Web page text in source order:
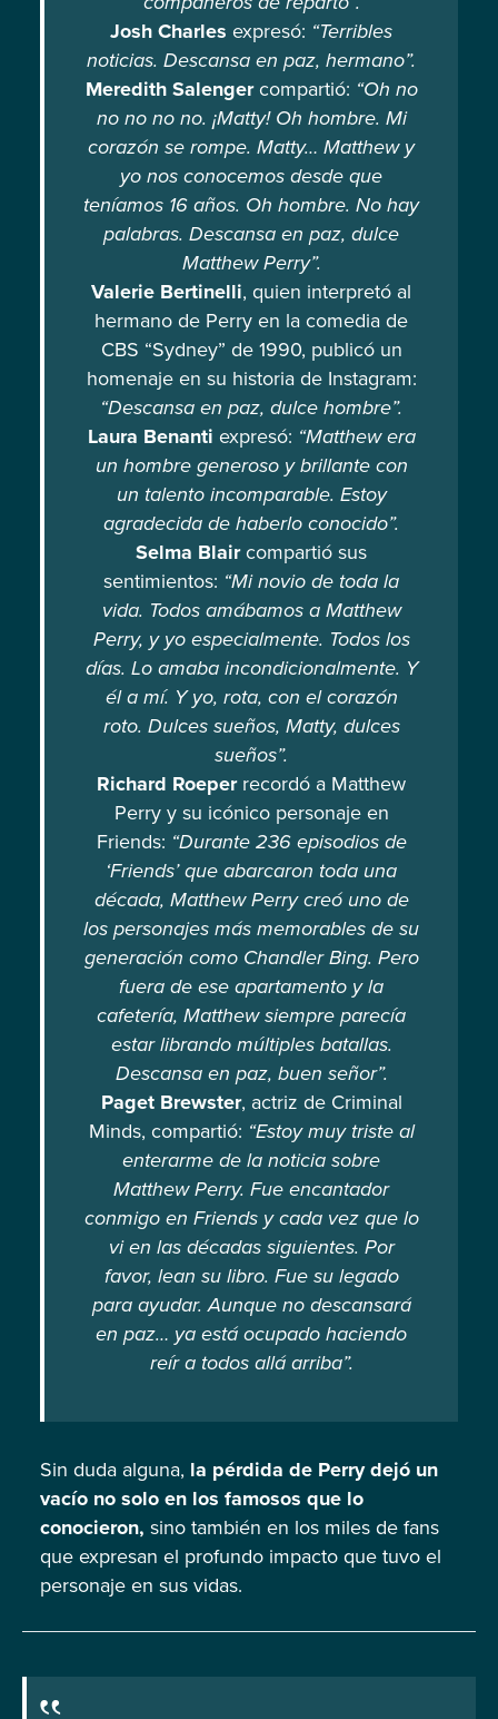
Josh Charles expresó: “Terribles
noticias. Descansa en paz, hermano”.
Meredith Salengercompartió: “Oh no
no no no no. ¡Matty! Oh hombre. Mi
corazón se rompe. Matty… Matthew y
yo nos conocemos desde que
teníamos 16 años. Oh hombre. No hay
palabras. Descansa en paz, dulce
Matthew Perry”.
Valerie Bertinelli, quien interpretó al
hermano de Perry en la comedia de
CBS “Sydney” de 1990, publicó un
homenaje en su historia de Instagram:
“Descansa en paz, dulce hombre”.
Laura Benanti expresó: “Matthew era
un hombre generoso y brillante con
un talento incomparable. Estoy
agradecida de haberlo conocido”.
Selma Blaircompartió sus
sentimientos: “Mi novio de toda la
vida. Todos amábamos a Matthew
Perry, y yo especialmente. Todos los
días. Lo amaba incondicionalmente. Y
él a mí. Y yo, rota, con el corazón
roto. Dulces sueños, Matty, dulces
sueños”.
Richard Roeperrecordó a Matthew
Perry y su icónico personaje en
Friends: “Durante 236 episodios de
‘Friends’ que abarcaron toda una
década, Matthew Perry creó uno de
los personajes más memorables de su
generación como Chandler Bing. Pero
fuera de ese apartamento y la
cafetería, Matthew siempre parecía
estar librando múltiples batallas.
Descansa en paz, buen señor”.
Paget Brewster, actriz de Criminal
Minds, compartió: “Estoy muy triste al
enterarme de la noticia sobre
Matthew Perry. Fue encantador
conmigo en Friends y cada vez que lo
vi en las décadas siguientes. Por
favor, lean su libro. Fue su legado
para ayudar. Aunque no descansará
en paz… ya está ocupado haciendo
reír a todos allá arriba”.
Sin duda alguna, la pérdida de Perry dejó un
vacío no solo en los famosos que lo
conocieron, sino también en los miles de fans
que expresan el profundo impacto que tuvo el
personaje en sus vidas.